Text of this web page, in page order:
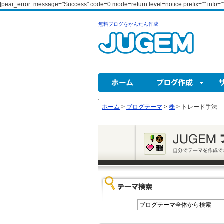
[pear_error: message="Success" code=0 mode=return level=notice prefix=""
無料ブログをかんたん作成
ホーム > ブログテーマ > 株 > トレード手法